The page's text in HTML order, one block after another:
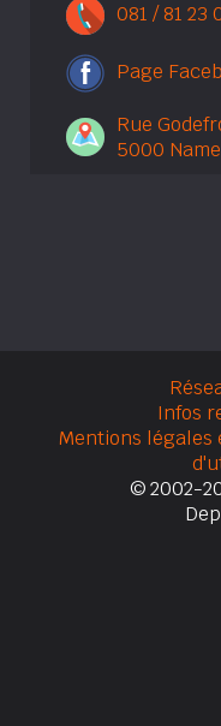
081 / 81 23
Page
Rue
5000
Infos
Mentions légales
© 2002-